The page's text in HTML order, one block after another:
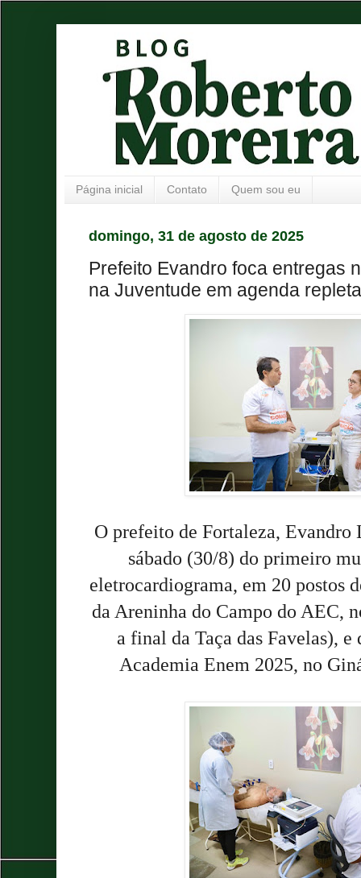
Página inicial Contato Quem sou eu
domingo, 31 de agosto de 2025
Prefeito Evandro foca entregas
na Juventude em agenda
O prefeito de Fortaleza,
sábado (30/8) do primeiro
eletrocardiograma, em 20 postos
da Areninha do Campo do AEC,
a final da Taça das Favelas),
Academia Enem 2025, no